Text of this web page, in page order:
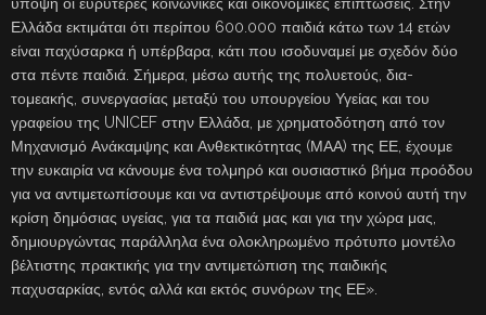
Ελλάδα εκτιμάται ότι περίπου 600.000 παιδιά κάτω των 14 ετών
είναι παχύσαρκα ή υπέρβαρα, κάτι που ισοδυναμεί με σχεδόν δύο
στα πέντε παιδιά. Σήμερα, μέσω αυτής της πολυετούς, δια-
τομεακής, συνεργασίας μεταξύ του υπουργείου Υγείας και του
γραφείου της UNICEF στην Ελλάδα, με χρηματοδότηση από τον
Μηχανισμό Ανάκαμψης και Ανθεκτικότητας (ΜΑΑ) της ΕΕ, έχουμε
την ευκαιρία να κάνουμε ένα τολμηρό και ουσιαστικό βήμα προόδου
για να αντιμετωπίσουμε και να αντιστρέψουμε από κοινού αυτή την
κρίση δημόσιας υγείας, για τα παιδιά μας και για την χώρα μας,
δημιουργώντας παράλληλα ένα ολοκληρωμένο πρότυπο μοντέλο
βέλτιστης πρακτικής για την αντιμετώπιση της παιδικής
παχυσαρκίας, εντός αλλά και εκτός συνόρων της ΕΕ».